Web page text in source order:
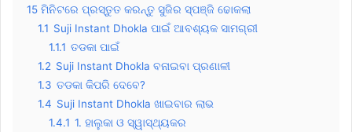
15 ମିନିଟରେ ପ୍ରସ୍ତୁତ କରନ୍ତୁ ସୁଜିର ସ୍ପଞ୍ଜି ଢୋକଲା
1.1 Suji Instant Dhokla ପାଇଁ ଆବଶ୍ୟକ ସାମଗ୍ରୀ
1.1.1 ତଡକା ପାଇଁ
1.2 Suji Instant Dhokla ବନାଇବା ପ୍ରଣାଳୀ
1.3 ତଡକା କିପରି ଦେବେ?
1.4 Suji Instant Dhokla ଖାଇବାର ଲାଭ
1.4.1 1. ହାଲୁକା ଓ ସ୍ୱାସ୍ଥ୍ୟକର